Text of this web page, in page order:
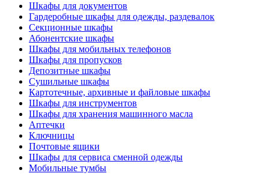
Шкафы для документов
Гардеробные шкафы для одежды, раздевалок
Секционные шкафы
Абонентские шкафы
Шкафы для мобильных телефонов
Шкафы для пропусков
Депозитные шкафы
Сушильные шкафы
Картотечные, архивные и файловые шкафы
Шкафы для инструментов
Шкафы для хранения машинного масла
Аптечки
Ключницы
Почтовые ящики
Шкафы для сервиса сменной одежды
Мобильные тумбы